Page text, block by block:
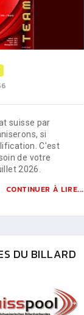
suisse par
si
C'est
de votre
2026.
CONTINUER À LIRE...
DU BILLARD